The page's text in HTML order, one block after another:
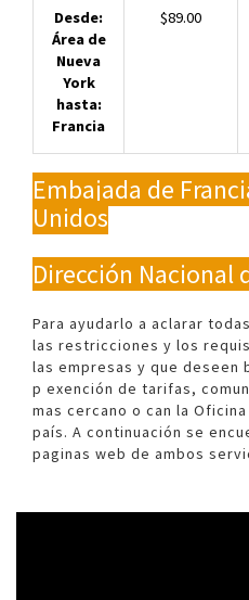
Desde:
Área de
Nueva
York
hasta:
Francia
$89.00
Embajada de
Unidos
Dirección Nacional
Para ayudarlo a aclarar
las restricciones y los
las empresas y que deseen
p exención de tarifas,
mas cercano o can la
país. A continuación se
paginas web de ambos